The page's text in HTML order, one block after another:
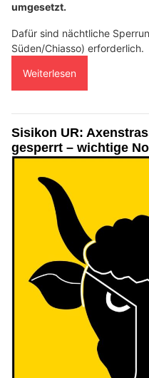
umgesetzt.
Dafür sind nächtliche
Süden/Chiasso) erforderlich.
Weiterlesen
Sisikon UR:
gesperrt – wichtige